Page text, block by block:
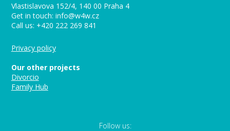
Vlastislavova 152/4, 140 00 Praha 4
Get in touch: info@w4w.cz
Call us: +420 222 269 841
Privacy policy
Our other projects
Divorcio
Family Hub
Follow us: